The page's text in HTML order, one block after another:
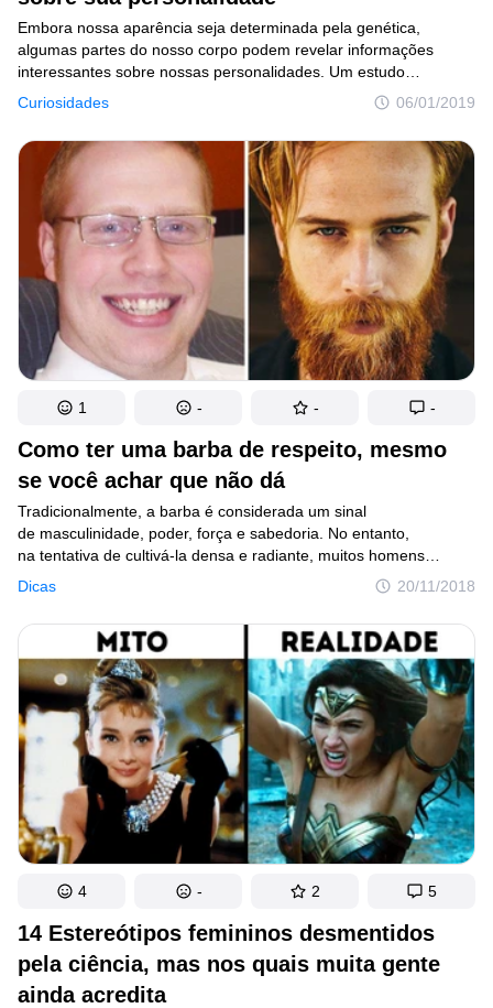
Curiosidades 06/01/2019
Embora nossa aparência seja determinada pela genética,
algumas partes do nosso corpo podem revelar informações
interessantes sobre nossas personalidades. Um estudo
da Universidade de Oxford, no Reino Unido, demonstrou que
o tamanho no dedo anelar depende dos níveis de testosterona,
o hormônio masculino ao qual o feto foi exposto no útero, e que
isso pode ter impacto direto na formação da personalidade.
Como ter uma barba de respeito, mesmo
se você achar que não dá
Dicas 20/11/2018
Tradicionalmente, a barba é considerada um sinal
de masculinidade, poder, força e sabedoria. No entanto,
na tentativa de cultivá-la densa e radiante, muitos homens
desistem por causa da coceira que sentem quando ela está
começando a crescer, ou o medo de que uma barba sem
cuidado suficiente possa fazer com que pareça sem brilho e com
aparência ruim.
1 - - -
14 Estereótipos femininos desmentidos
pela ciência, mas nos quais muita gente
ainda acredita
4 - 2 5